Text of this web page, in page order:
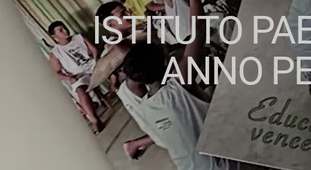
ISTITUTO
ANNO